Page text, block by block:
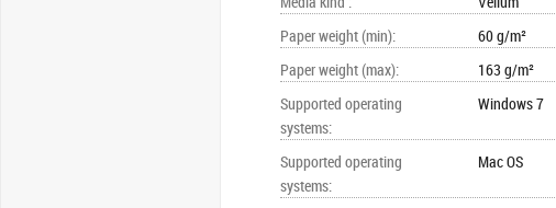
Paper weight (min):
60 g/m²
Paper weight (max):
163 g/m²
Supported operating
systems:
Windows 7
Supported operating
systems:
Mac OS